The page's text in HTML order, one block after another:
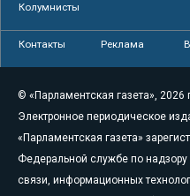
Колумнисты
Контакты Реклама
© «Парламентская газета», 2026
Электронное периодическое
«Парламентская газета»
Федеральной службе по
связи, информационных